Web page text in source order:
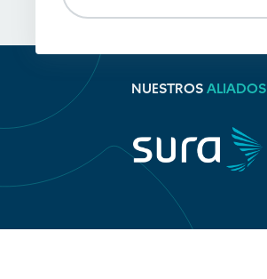
NUESTROS ALIADOS